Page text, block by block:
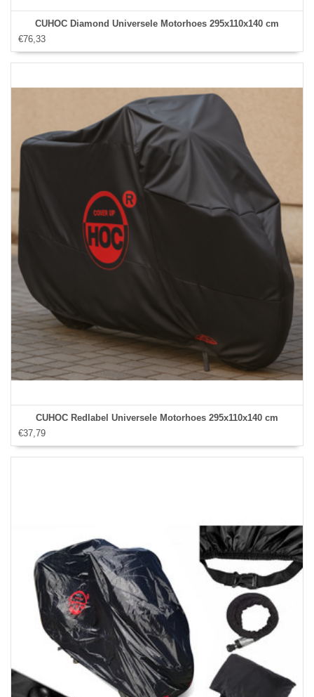
CUHOC Diamond Universele Motorhoes 295x110x140 cm
€76,33
CUHOC Redlabel Universele Motorhoes 295x110x140 cm
€37,79